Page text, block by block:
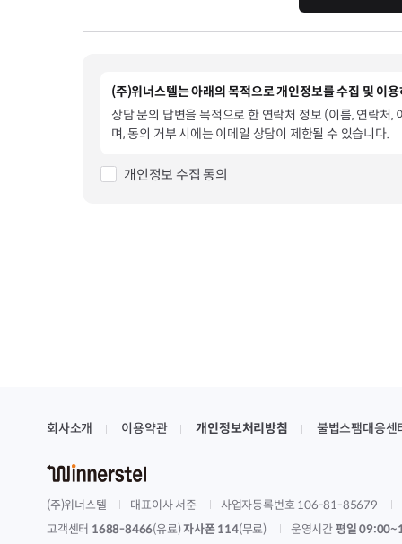
(주)위너스텔는 아래의 목적으로 개인정보를 수집 및 이
상담 문의 답변을 목적으로 한 연락처 정보 (이름, 연락처
며, 동의 거부 시에는 이메일 상담이 제한될 수 있습니다.
개인정보 수집 동의
회사소개 이용약관 개인정보처리방침 불법스팸대응센
(주)위너스텔 대표이사 서준 사업자등록번호 106-81-85679
고객센터 1688-8466(유료)자사폰 114(무료) 운영시간평일